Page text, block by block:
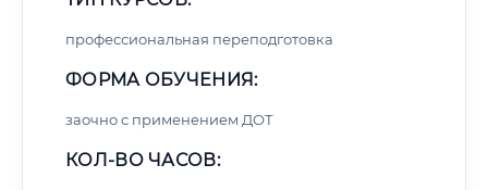
профессиональная переподготовка
ФОРМА ОБУЧЕНИЯ:
заочно с применением ДОТ
КОЛ-ВО ЧАСОВ: